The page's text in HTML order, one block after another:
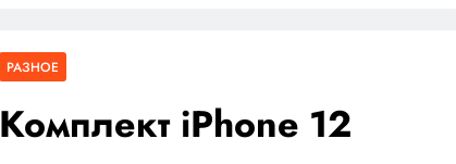
РАЗНОЕ
Комплект iPhone 12